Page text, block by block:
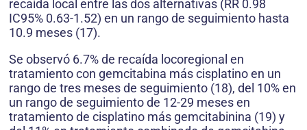
recaída local entre las dos alternativas (RR 0.98
IC95% 0.63-1.52) en un rango de seguimiento hasta
10.9 meses (17).
Se observó 6.7% de recaída locoregional en
tratamiento con gemcitabina más cisplatino en un
rango de tres meses de seguimiento (18), del 10% en
un rango de seguimiento de 12-29 meses en
tratamiento de cisplatino más gemcitabinina (19) y